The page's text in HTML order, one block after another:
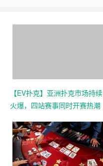
【EV扑克】亚洲扑克市场持续
火爆，四站赛事同时开赛热潮